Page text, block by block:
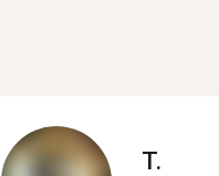
T.